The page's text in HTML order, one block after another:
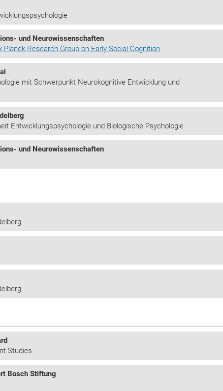
und Neurowissenschaften
Planck Research Group on Early Social Cognition
mit Schwerpunkt Neurokognitive Entwicklung und
Entwicklungspsychologie und Biologische Psychologie
und Neurowissenschaften
Studies
Bosch Stiftung